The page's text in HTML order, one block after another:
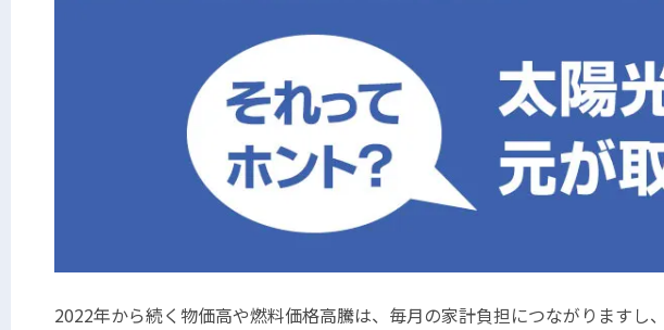
2022年から続く物価高や燃料価格高騰は、毎月の家計負担につながりますし